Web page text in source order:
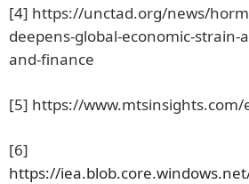
[4] https://unctad.org/news/
deepens-global-economic-strain-
and-finance
[5] https://
[6]
https://